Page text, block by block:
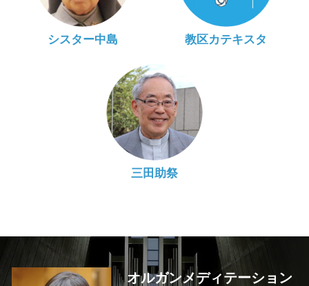
シスター中島 教区カテキスタ
三田助祭
オルガンメディテーション